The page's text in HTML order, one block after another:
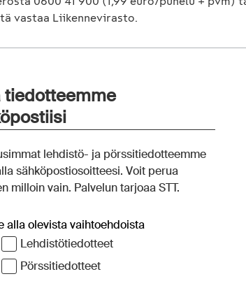
vastaa Liikennevirasto.